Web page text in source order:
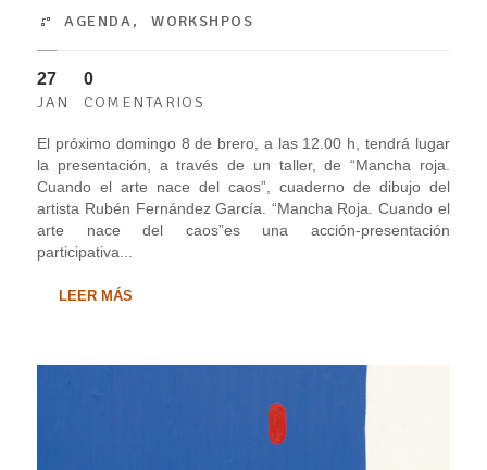
AGENDA,WORKSHPOS
27
JAN
0
COMENTARIOS
El próximo domingo 8 de brero, a las 12.00 h, tendrá lugar
la presentación, a través de un taller, de “Mancha roja.
Cuando el arte nace del caos”, cuaderno de dibujo del
artista Rubén Fernández García. “Mancha Roja. Cuando el
arte nace del caos”es una acción-presentación
participativa...
LEER MÁS